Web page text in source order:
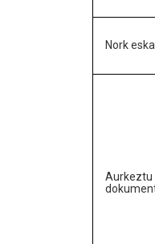
Nork
Aurkeztu